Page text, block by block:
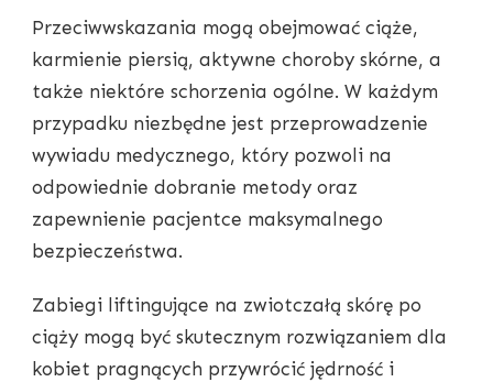
Przeciwwskazania mogą obejmować ciąże,
karmienie piersią, aktywne choroby skórne, a
także niektóre schorzenia ogólne. W każdym
przypadku niezbędne jest przeprowadzenie
wywiadu medycznego, który pozwoli na
odpowiednie dobranie metody oraz
zapewnienie pacjentce maksymalnego
bezpieczeństwa.
Zabiegi liftingujące na zwiotczałą skórę po
ciąży mogą być skutecznym rozwiązaniem dla
kobiet pragnących przywrócić jędrność i